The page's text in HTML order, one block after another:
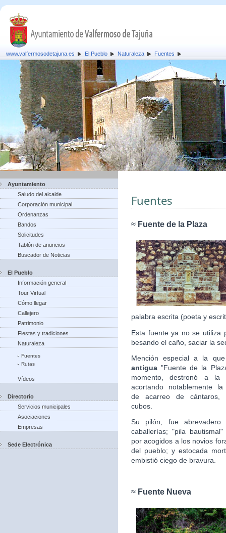
www.valfermosodetajuna.es El Pueblo Naturaleza Fuentes
Ayuntamiento
Saludo del alcalde
Corporación municipal
Ordenanzas
Bandos
Solicitudes
Tablón de anuncios
Buscador de Noticias
El Pueblo
Información general
Tour Virtual
Cómo llegar
Callejero
Patrimonio
Fiestas y tradiciones
Naturaleza
Fuentes
Rutas
Vídeos
Directorio
Servicios municipales
Asociaciones
Empresas
Sede Electrónica
Fuentes
≈ Fuente de la Plaza
palabra escrita (poeta y
Esta fuente ya no se utiliza
besando el caño, saciar la
Mención especial a la
antigua "Fuente de la
momento, destronó a la
acortando notablemente la
de acarreo de cántaros,
cubos.
Su pilón, fue abrevadero
caballerías; "pila
por acogidos a los novios
del pueblo; y estocada
embistió ciego de bravura.
≈ Fuente Nueva